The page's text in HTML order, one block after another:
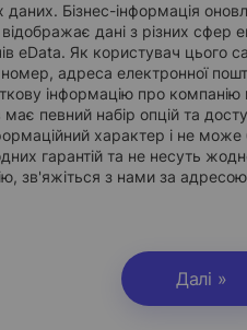
Бізнес-інформація
дані з різних сфер
eData. Як користувач цього
адреса електронної
інформацію про
певний набір опцій та
характер і не може
гарантій та не несуть
зв'яжіться з нами за
Далі »